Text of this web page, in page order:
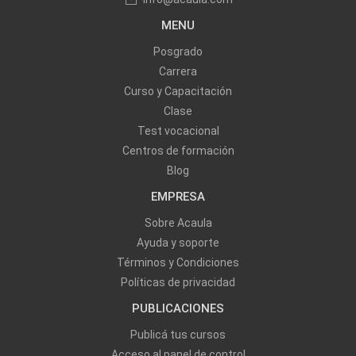
MENU
Posgrado
Carrera
Curso y Capacitación
Clase
Test vocacional
Centros de formación
Blog
EMPRESA
Sobre Acaula
Ayuda y soporte
Términos y Condiciones
Políticas de privacidad
PUBLICACIONES
Publicá tus cursos